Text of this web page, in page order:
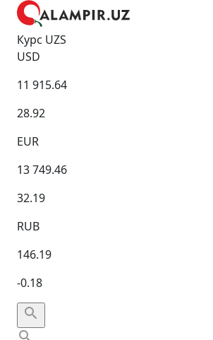
Курс UZS
USD
11 915.64
28.92
EUR
13 749.46
32.19
RUB
146.19
-0.18